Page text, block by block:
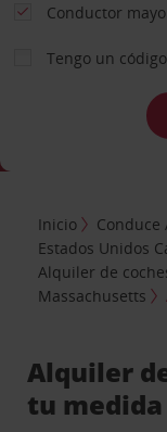
Conductor
Tengo un
Inicio Conduce
Estados Unidos
Alquiler de
Massachusetts
Alquiler
tu medida